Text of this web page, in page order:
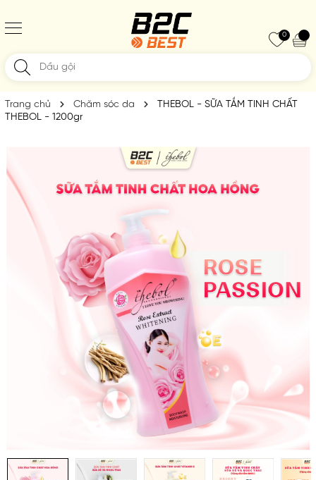
0
Trang chủ Chăm sóc da
THEBOL - SỮA TẮM TINH CHẤT
THEBOL - 1200gr